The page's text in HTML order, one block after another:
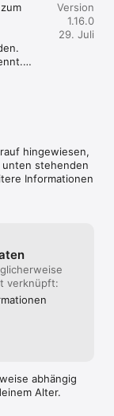
auf
behalte die
deiner
mit mehr
Version
1.16.0
29. Juli
hingewiesen,
stehenden
Informationen
verknüpft:
abhängig
Alter.